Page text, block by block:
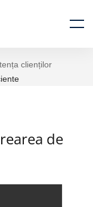
clienților
de